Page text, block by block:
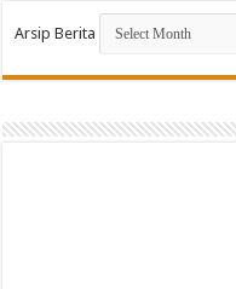
Arsip Berita